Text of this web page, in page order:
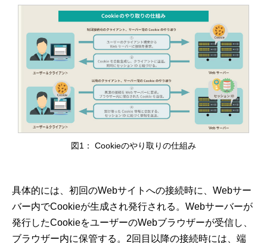
図1： Cookieのやり取りの仕組み
具体的には、初回のWebサイトへの接続時に、Webサー
バー内でCookieが生成され発行される。Webサーバーが
発行したCookieをユーザーのWebブラウザーが受信し、
ブラウザー内に保管する。2回目以降の接続時には、端